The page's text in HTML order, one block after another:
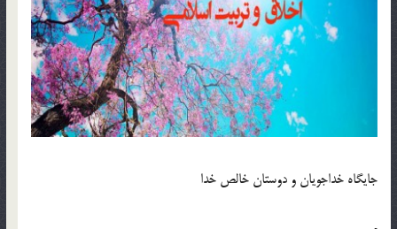
جایگاه خداجویان و دوستان خالص خدا